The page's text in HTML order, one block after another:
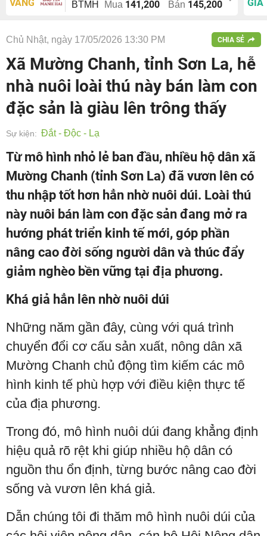
VÀNG
BTMH Mua 141,200 Bán 145,200
GIÁ
Chủ Nhật, ngày 17/05/2026 13:30 PM CHIA SẺ
Xã Mường Chanh, tỉnh Sơn La, hễ
nhà nuôi loài thú này bán làm con
đặc sản là giàu lên trông thấy
Sự kiện: Đắt - Độc - Lạ
Từ mô hình nhỏ lẻ ban đầu, nhiều hộ dân xã
Mường Chanh (tỉnh Sơn La) đã vươn lên có
thu nhập tốt hơn hẳn nhờ nuôi dúi. Loài thú
này nuôi bán làm con đặc sản đang mở ra
hướng phát triển kinh tế mới, góp phần
nâng cao đời sống người dân và thúc đẩy
giảm nghèo bền vững tại địa phương.
Khá giả hẳn lên nhờ nuôi dúi
Những năm gần đây, cùng với quá trình
chuyển đổi cơ cấu sản xuất, nông dân xã
Mường Chanh chủ động tìm kiếm các mô
hình kinh tế phù hợp với điều kiện thực tế
của địa phương.
Trong đó, mô hình nuôi dúi đang khẳng định
hiệu quả rõ rệt khi giúp nhiều hộ dân có
nguồn thu ổn định, từng bước nâng cao đời
sống và vươn lên khá giả.
Dẫn chúng tôi đi thăm mô hình nuôi dúi của